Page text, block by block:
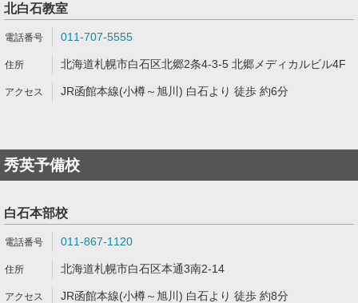
北白石教室
011-707-5555
北海道札幌市白石区北郷2条4-3-5 北郷メディカルビル4F
JR函館本線(小樽～旭川) 白石より 徒歩 約6分
秀英予備校
白石本部校
011-867-1120
北海道札幌市白石区本通3南2-14
JR函館本線(小樽～旭川) 白石より 徒歩 約8分